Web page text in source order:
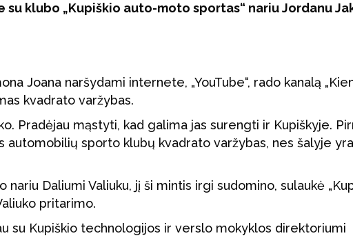
su klubo „Kupiškio auto-moto sportas“ nariu Jordanu
Joana naršydami internete, „YouTube“, rado kanalą
kvadrato varžybas.
Pradėjau mąstyti, kad galima jas surengti ir Kupiškyje.
automobilių sporto klubų kvadrato varžybas, nes šalyje yra
Daliumi Valiuku, jį ši mintis irgi sudomino, sulaukė
pritarimo.
su Kupiškio technologijos ir verslo mokyklos direktoriumi